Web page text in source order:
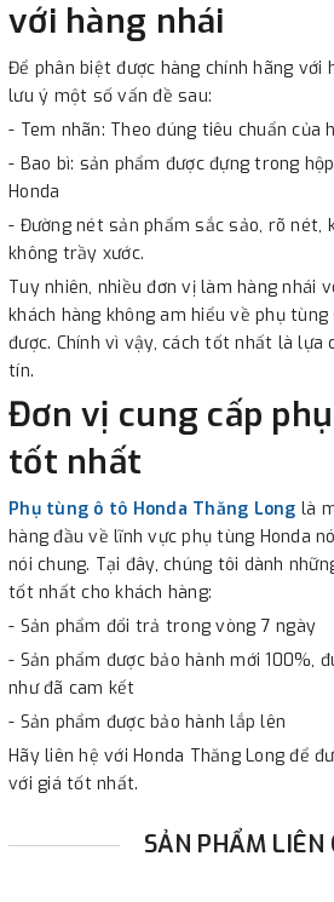
với hàng nhái
Để phân biệt được hàng chính hãng với
lưu ý một số vấn đề sau:
- Tem nhãn: Theo đúng tiêu chuẩn của
- Bao bì: sản phẩm được đựng trong
Honda
- Đường nét sản phẩm sắc sảo, rõ nét,
không trầy xước.
Tuy nhiên, nhiều đơn vị làm hàng nhái
khách hàng không am hiểu về phụ
được. Chính vì vậy, cách tốt nhất là lựa
tín.
Đơn vị cung cấp
tốt nhất
Phụ tùng ô tô Honda Thăng Long là
hàng đầu về lĩnh vực phụ tùng Honda
nói chung. Tại đây, chúng tôi dành
tốt nhất cho khách hàng:
- Sản phẩm đổi trả trong vòng 7 ngày
- Sản phẩm được bảo hành mới 100%,
như đã cam kết
- Sản phẩm được bảo hành lắp lên
Hãy liên hệ với Honda Thăng Long để
với giá tốt nhất.
SẢN PHẨM LIÊN